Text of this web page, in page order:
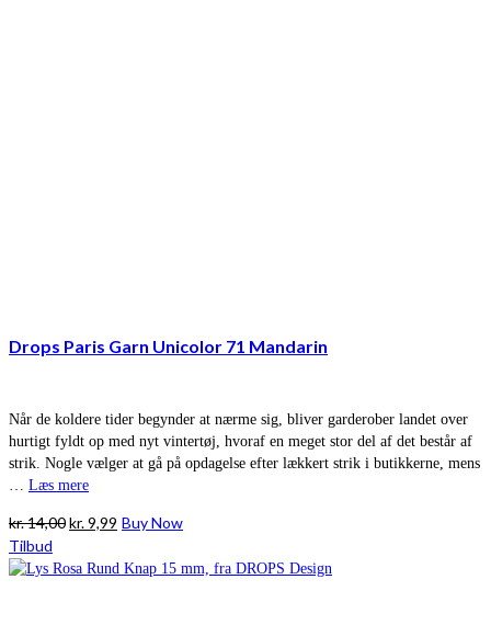
Drops Paris Garn Unicolor 71 Mandarin
Når de koldere tider begynder at nærme sig, bliver garderober landet over
hurtigt fyldt op med nyt vintertøj, hvoraf en meget stor del af det består af
strik. Nogle vælger at gå på opdagelse efter lækkert strik i butikkerne, mens
… Læs mere
kr.14,00Den
pris
kr.9,99 Den
pris
Buy Now
Tilbud